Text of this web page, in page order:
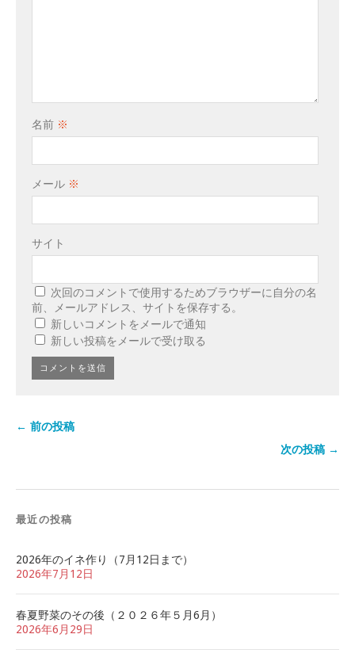
名前 ※
メール ※
サイト
次回のコメントで使用するためブラウザーに自分の名
前、メールアドレス、サイトを保存する。
新しいコメントをメールで通知
新しい投稿をメールで受け取る
← 前の投稿
次の投稿 →
最近の投稿
2026年のイネ作り（7月12日まで）
2026年7月12日
春夏野菜のその後（２０２６年５月6月）
2026年6月29日